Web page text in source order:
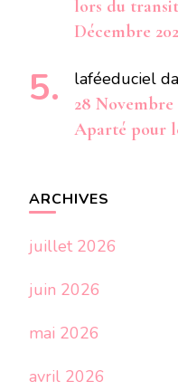
lors du
Décembre
laféeduciel
28 Novembre
Aparté pour
ARCHIVES
juillet 2026
juin 2026
mai 2026
avril 2026